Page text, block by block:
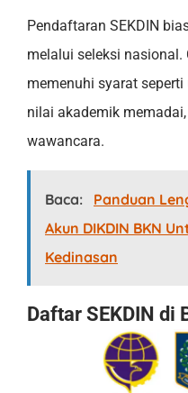
Pendaftaran SEKDIN
melalui seleksi nasional.
memenuhi syarat
nilai akademik
wawancara.
Baca:
Panduan
Akun DIKDIN BKN
Kedinasan
Daftar SEKDIN di